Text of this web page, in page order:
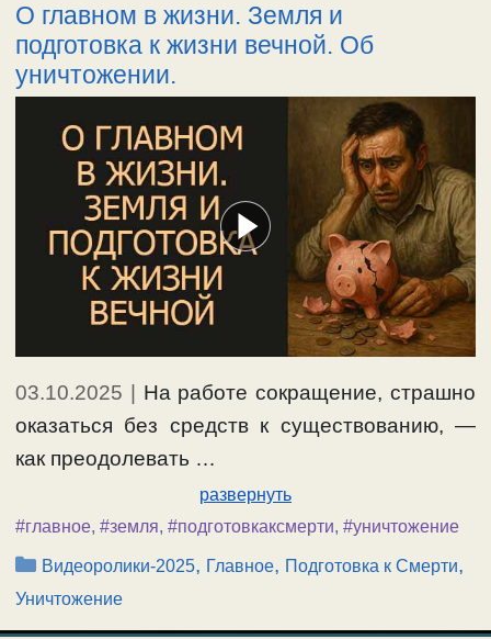
О главном в жизни. Земля и
подготовка к жизни вечной. Об
уничтожении.
03.10.2025
На работе сокращение, страшно
оказаться без средств к существованию, —
как преодолевать …
развернуть
#главное, #земля, #подготовкаксмерти, #уничтожение
Рубрики
Видеоролики-2025, Главное, Подготовка к Смерти,
Уничтожение